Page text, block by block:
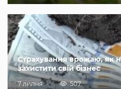
Страхування врожаю, як
захистити свій бізнес
7 липня 507